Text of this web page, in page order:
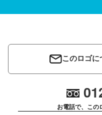
このロゴに
お電話で、この